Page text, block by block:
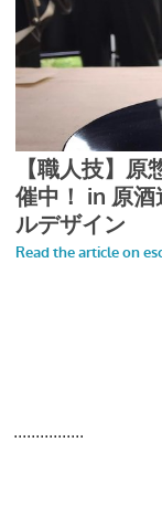
................